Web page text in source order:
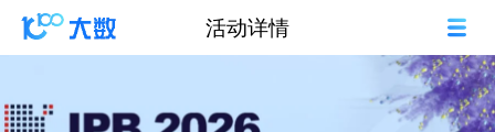
活动详情